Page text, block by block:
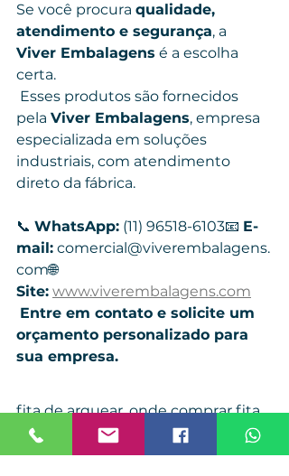
Se você procura qualidade,
atendimento e segurança, a
Viver Embalagens é a escolha
certa.
pela Viver Embalagens, empresa
especializada em soluções
industriais, com atendimento
direto da fábrica.
📞 WhatsApp: (11) 96518-6103📧 E-
mail: comercial@viverembalagens.
com🌐
Site: www.viverembalagens.com
Entre em contato e solicite um
orçamento personalizado para
sua empresa.
fita de arquear, onde comprar fita
de arquear, fita de arquear PP, fita
de arquear PET, fita de arquear